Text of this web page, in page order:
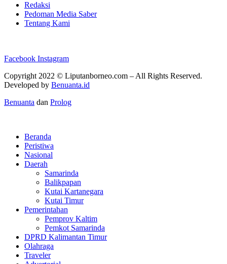
Redaksi
Pedoman Media Saber
Tentang Kami
Facebook Instagram
Copyright 2022 © Liputanborneo.com – All Rights Reserved.
Developed by Benuanta.id
Benuanta dan Prolog
Beranda
Peristiwa
Nasional
Daerah
Samarinda
Balikpapan
Kutai Kartanegara
Kutai Timur
Pemerintahan
Pemprov Kaltim
Pemkot Samarinda
DPRD Kalimantan Timur
Olahraga
Traveler